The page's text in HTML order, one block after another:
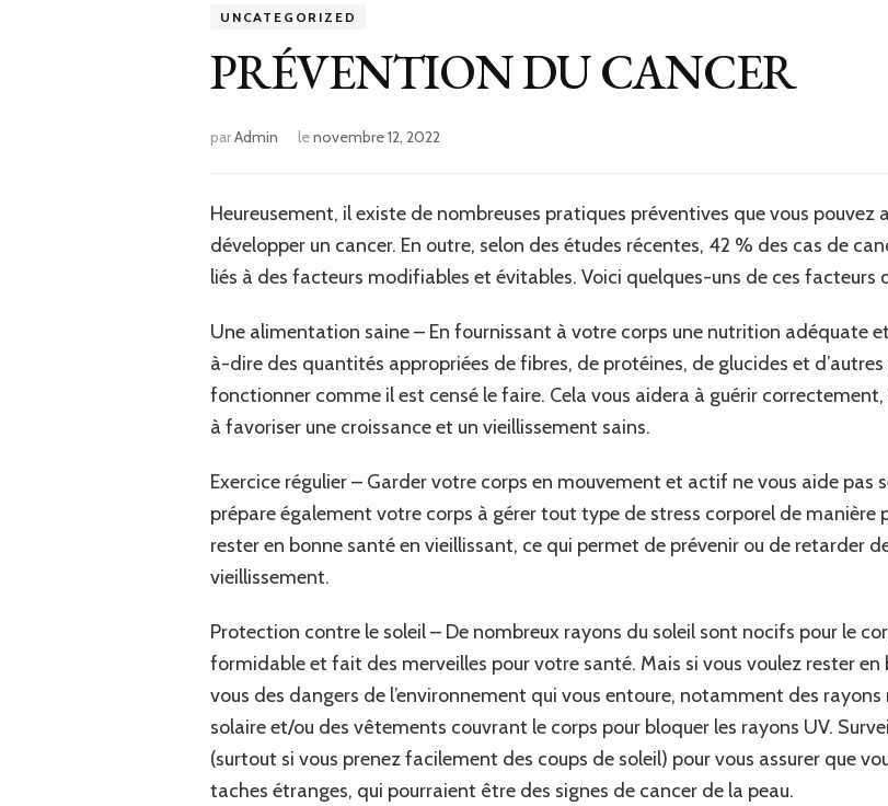
UNCATEGORIZED
PRÉVENTION DU CANCER
parAdmin lenovembre 12, 2022
Heureusement, il existe de nombreuses pratiques préventives que vous
développer un cancer. En outre, selon des études récentes, 42 % des cas de
liés à des facteurs modifiables et évitables. Voici quelques-uns de ces facteurs
Une alimentation saine – En fournissant à votre corps une nutrition adéquate
à-dire des quantités appropriées de fibres, de protéines, de glucides et
fonctionner comme il est censé le faire. Cela vous aidera à guérir
à favoriser une croissance et un vieillissement sains.
Exercice régulier – Garder votre corps en mouvement et actif ne vous aide pas
prépare également votre corps à gérer tout type de stress corporel de manière
rester en bonne santé en vieillissant, ce qui permet de prévenir ou de retarder
vieillissement.
Protection contre le soleil – De nombreux rayons du soleil sont nocifs pour le
formidable et fait des merveilles pour votre santé. Mais si vous voulez rester
vous des dangers de l’environnement qui vous entoure, notamment des
solaire et/ou des vêtements couvrant le corps pour bloquer les rayons UV.
(surtout si vous prenez facilement des coups de soleil) pour vous assurer que
taches étranges, qui pourraient être des signes de cancer de la peau.